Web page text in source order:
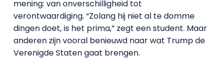
mening: van onverschilligheid tot
verontwaardiging. “Zolang hij niet al te domme
dingen doet, is het prima,” zegt een student. Maar
anderen zijn vooral benieuwd naar wat Trump de
Verenigde Staten gaat brengen.